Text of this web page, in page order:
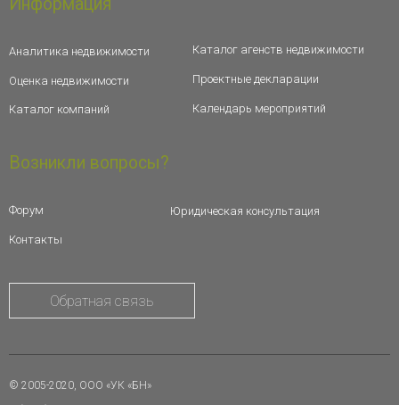
Информация
Аналитика недвижимости
Оценка недвижимости
Каталог компаний
Каталог агенств недвижимости
Проектные декларации
Календарь мероприятий
Возникли вопросы?
Форум
Контакты
Юридическая консультация
Обратная связь
© 2005-2020, ООО «УК «БН»